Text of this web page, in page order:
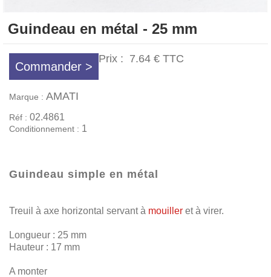
Guindeau en métal - 25 mm
Commander >
Prix : 7.64 € TTC
Marque : AMATI
Réf : 02.4861
Conditionnement : 1
Guindeau simple en métal
Treuil à axe horizontal servant à mouiller et à virer.
Longueur : 25 mm
Hauteur : 17 mm
A monter